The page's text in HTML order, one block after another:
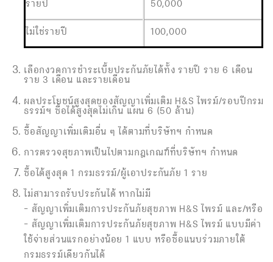
ไม่ใช่รายปี
100,000
เลือกงวดการชำระเบี้ยประกันภัยได้ทั้ง รายปี ราย 6 เดือน
ราย 3 เดือน และรายเดือน
ผลประโยชน์สูงสุดของสัญญาเพิ่มเติม H&S ไพรม์/รอบปีกรม
ธรรม์ฯ ซื้อได้สูงสุดไม่เกิน แผน 6 (50 ล้าน)
ซื้อสัญญาเพิ่มเติมอื่น ๆ ได้ตามที่บริษัทฯ กำหนด
การตรวจสุขภาพเป็นไปตามกฎเกณฑ์ที่บริษัทฯ กำหนด
ซื้อได้สูงสุด 1 กรมธรรม์/ผู้เอาประกันภัย 1 ราย
ไม่สามารถรับประกันได้ หากไม่มี
– สัญญาเพิ่มเติมการประกันภัยสุขภาพ H&S ไพรม์ และ/หรือ
– สัญญาเพิ่มเติมการประกันภัยสุขภาพ H&S ไพรม์ แบบมีค่า
ใช้จ่ายส่วนแรกอย่างน้อย 1 แบบ หรือซื้อแนบร่วมภายใต้
กรมธรรม์เดียวกันได้